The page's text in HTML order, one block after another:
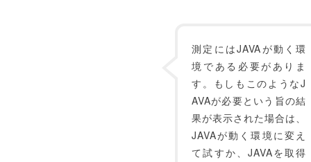
測定にはJAVAが動く環
境である必要がありま
す。もしもこのようなJ
AVAが必要という旨の結
果が表示された場合は、
JAVAが動く環境に変え
て試すか、JAVAを取得